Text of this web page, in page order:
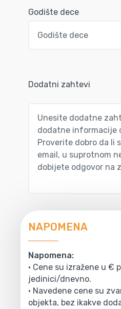
Godište dece
Dodatni zahtevi
NAPOMENA
Napomena:
• Cene su izražene u €
jedinici/dnevno.
• Navedene cene su
objekta, bez ikakve